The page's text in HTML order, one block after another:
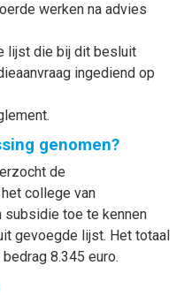
werken na advies
lijst die bij dit besluit
ingediend op
genomen?
de
college van
subsidie toe te kennen
gevoegde lijst. Het totaal
8.345 euro.